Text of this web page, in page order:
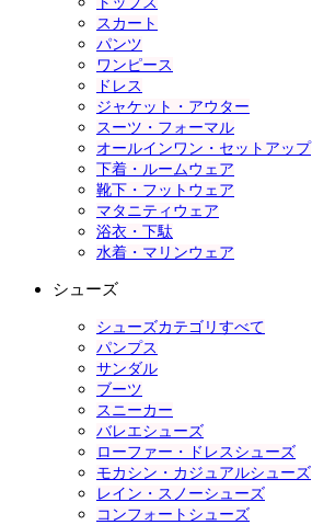
スカート
パンツ
ワンピース
ドレス
ジャケット・アウター
スーツ・フォーマル
オールインワン・セットアップ
下着・ルームウェア
靴下・フットウェア
マタニティウェア
浴衣・下駄
水着・マリンウェア
シューズ
シューズカテゴリすべて
パンプス
サンダル
ブーツ
スニーカー
バレエシューズ
ローファー・ドレスシューズ
モカシン・カジュアルシューズ
レイン・スノーシューズ
コンフォートシューズ